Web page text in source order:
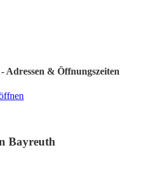
& Öffnungszeiten
Bayreuth